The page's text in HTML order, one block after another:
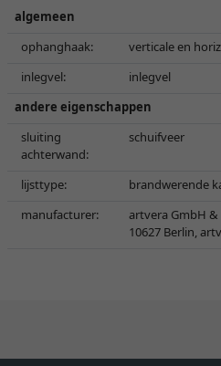
algemeen
ophanghaak:
verticale en
inlegvel:
inlegvel
andere eigenschappen
sluiting
achterwand:
schuifveer
lijsttype:
brandwerende
manufacturer:
artvera GmbH &
10627 Berlin,